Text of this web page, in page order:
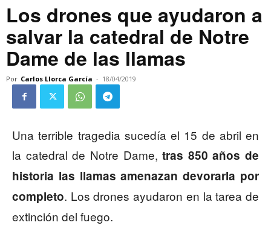
Los drones que ayudaron a
salvar la catedral de Notre
Dame de las llamas
Por Carlos Llorca García - 18/04/2019
Una terrible tragedia sucedía el 15 de abril en
la catedral de Notre Dame,tras 850 años de
historia las llamas amenazan devorarla por
completo. Los drones ayudaron en la tarea de
extinción del fuego.